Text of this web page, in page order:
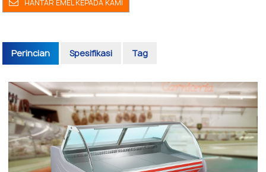
HANTAR EMEL KEPADA KAMI
Perincian Spesifikasi Tag